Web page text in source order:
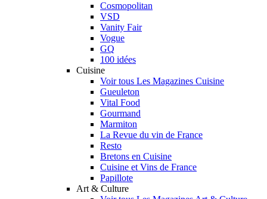
Cosmopolitan
VSD
Vanity Fair
Vogue
GQ
100 idées
Cuisine
Voir tous Les Magazines Cuisine
Gueuleton
Vital Food
Gourmand
Marmiton
La Revue du vin de France
Resto
Bretons en Cuisine
Cuisine et Vins de France
Papillote
Art & Culture